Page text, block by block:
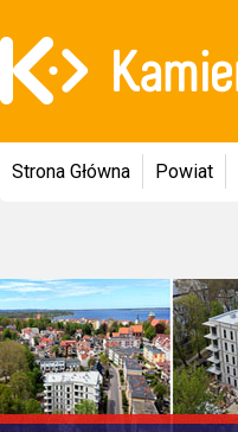
Strona Główna Powiat